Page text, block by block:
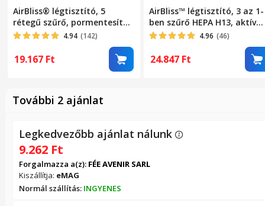
AirBliss® légtisztító, 5
rétegű szűrő, pormentesítő,
HEPA, baktériumellenes,
aktív szén, hidegkatalizátor,
aromaterápiás diffúzor, akár
20 nm-ig tisztít, 3 üzemmód,
hordozható, néma, Fehér
4.94 (142)
19.167 Ft
AirBliss™ légtisztító, 3 az 1-
ben szűrő HEPA H13, aktív
szén, előszűrő, por elleni,
hangulatvilágítás,
érintőképernyő, 3
4.96 (46)
24.847 Ft
További 2 ajánlat
Legkedvezőbb ajánlat nálunk
9.262 Ft
Forgalmazza a(z): FÉE AVENIR SARL
Kiszállítja: eMAG
Normál szállítás: INGYENES